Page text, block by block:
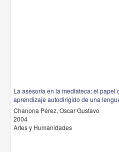
La asesoría en la mediateca: el papel
aprendizaje autodirigido de una
Chanona Pérez, Oscar Gustavo
2004
Artes y Humanidades